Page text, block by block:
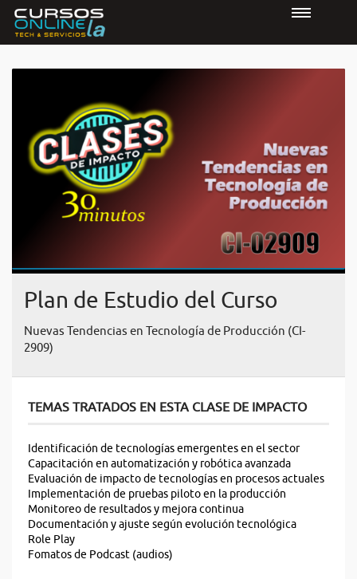
Plan de Estudio del Curso
Nuevas Tendencias en Tecnología de Producción (CI-
2909)
TEMAS TRATADOS EN ESTA CLASE DE IMPACTO
Identificación de tecnologías emergentes en el sector
Capacitación en automatización y robótica avanzada
Evaluación de impacto de tecnologías en procesos actuales
Implementación de pruebas piloto en la producción
Monitoreo de resultados y mejora continua
Documentación y ajuste según evolución tecnológica
Role Play
Fomatos de Podcast (audios)